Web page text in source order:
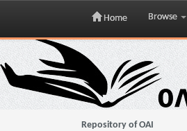
Skip
navigation
Home Browse
Repository of OAI